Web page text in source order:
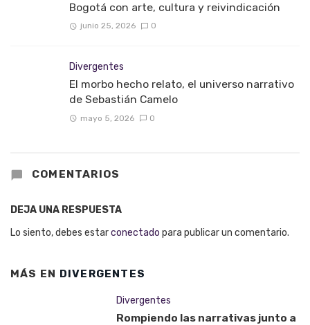
Bogotá con arte, cultura y reivindicación
junio 25, 2026 0
Divergentes
El morbo hecho relato, el universo narrativo
de Sebastián Camelo
mayo 5, 2026 0
COMENTARIOS
DEJA UNA RESPUESTA
Lo siento, debes estarconectado para publicar un comentario.
MÁS EN DIVERGENTES
Divergentes
Rompiendo las narrativas junto a